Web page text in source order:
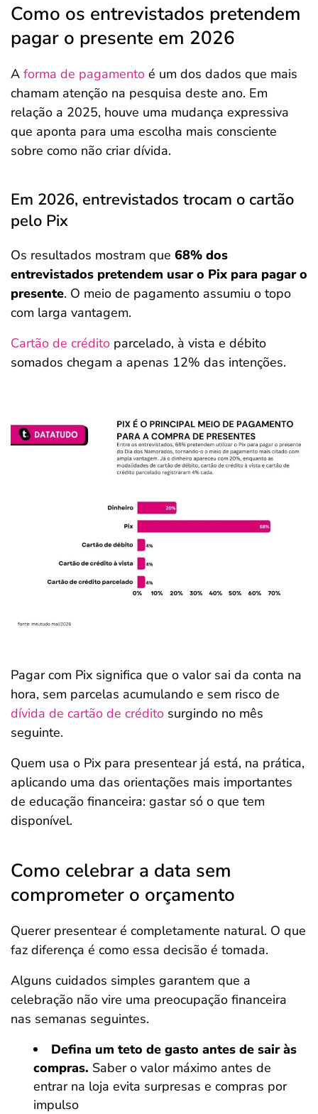
Como os entrevistados pretendem
pagar o presente em 2026
A forma de pagamento é um dos dados que mais
chamam atenção na pesquisa deste ano. Em
relação a 2025, houve uma mudança expressiva
que aponta para uma escolha mais consciente
sobre como não criar dívida.
Em 2026, entrevistados trocam o cartão
pelo Pix
Os resultados mostram que 68% dos
entrevistados pretendem usar o Pix para pagar o
presente. O meio de pagamento assumiu o topo
com larga vantagem.
Cartão de crédito parcelado, à vista e débito
somados chegam a apenas 12% das intenções.
Pagar com Pix significa que o valor sai da conta na
hora, sem parcelas acumulando e sem risco de
dívida de cartão de crédito surgindo no mês
seguinte.
Quem usa o Pix para presentear já está, na prática,
aplicando uma das orientações mais importantes
de educação financeira: gastar só o que tem
disponível.
Como celebrar a data sem
comprometer o orçamento
Querer presentear é completamente natural. O que
faz diferença é como essa decisão é tomada.
Alguns cuidados simples garantem que a
celebração não vire uma preocupação financeira
nas semanas seguintes.
Defina um teto de gasto antes de sair às
compras. Saber o valor máximo antes de
entrar na loja evita surpresas e compras por
impulso